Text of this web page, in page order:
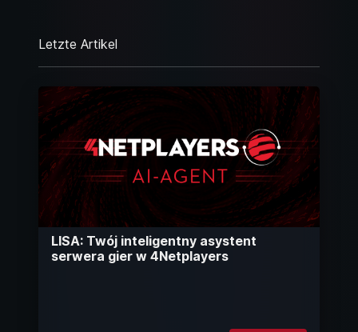
Letzte Artikel
LISA: Twój inteligentny asystent
serwera gier w 4Netplayers